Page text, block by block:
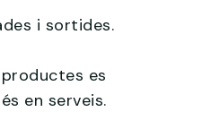
i sortides.
es
en serveis.